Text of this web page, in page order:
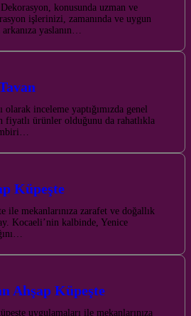
konusunda uzman ve
işlerinizi, zamanında ve uygun
yaslanın…
inceleme yaptığımızda genel
fiyatlı ürünler olduğunu da rahatlıkla
Küpeşte
ile mekanlarınıza zarafet ve doğallık
Kocaeli’nin kalbinde, Yenice
Ahşap Küpeşte
uygulamaları ile mekanlarınıza